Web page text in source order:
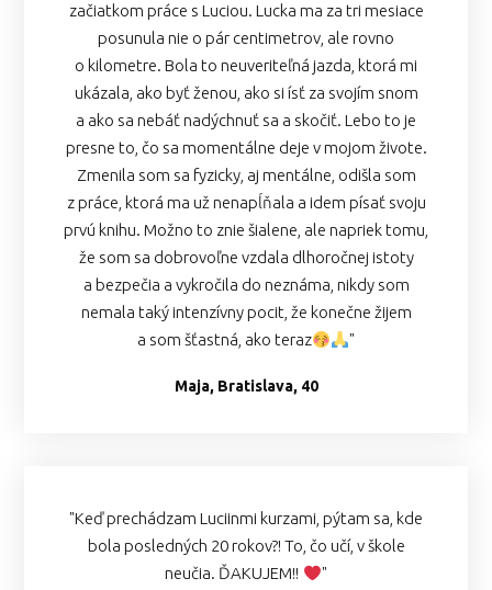
začiatkom práce s Luciou. Lucka ma za tri mesiace
posunula nie o pár centimetrov, ale rovno
o kilometre. Bola to neuveriteľná jazda, ktorá mi
ukázala, ako byť ženou, ako si ísť za svojím snom
a ako sa nebáť nadýchnuť sa a skočiť. Lebo to je
presne to, čo sa momentálne deje v mojom živote.
Zmenila som sa fyzicky, aj mentálne, odišla som
z práce, ktorá ma už nenapĺňala a idem písať svoju
prvú knihu. Možno to znie šialene, ale napriek tomu,
že som sa dobrovoľne vzdala dlhoročnej istoty
a bezpečia a vykročila do neznáma, nikdy som
nemala taký intenzívny pocit, že konečne žijem
a som šťastná, ako teraz
"
Maja, Bratislava, 40
"Keď prechádzam Luciinmi kurzami, pýtam sa, kde
bola posledných 20 rokov?! To, čo učí, v škole
neučia. ĎAKUJEM!!
"